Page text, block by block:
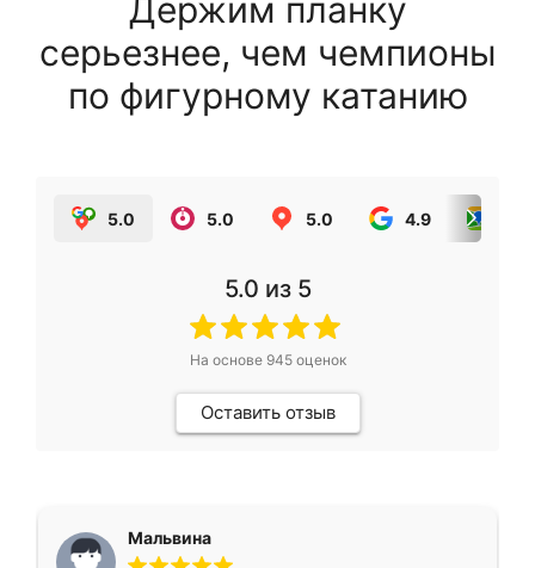
Держим планку
серьезнее, чем чемпионы
по фигурному катанию
5.0 5.0 5.0 4.9
5.0 из 5
На основе 945оценок
Оставить отзыв
Мальвина